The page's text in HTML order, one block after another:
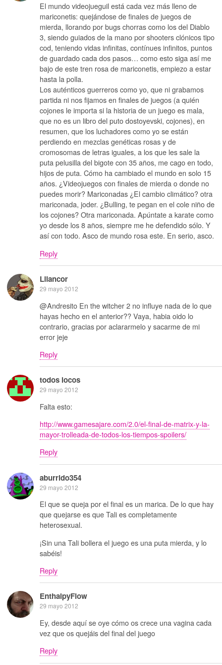
El mundo videojueguil está cada vez más lleno de
mariconetis: quejándose de finales de juegos de
mierda, llorando por bugs chorras como los del Diablo
3, siendo guiados de la mano por shooters clónicos tipo
cod, teniendo vidas infinitas, contínues infinitos, puntos
de guardado cada dos pasos… como esto siga así me
bajo de este tren rosa de mariconetis, empiezo a estar
hasta la polla.
Los auténticos guerreros como yo, que ni grabamos
partida ni nos fijamos en finales de juegos (a quién
cojones le importa si la historia de un juego es mala,
que no es un libro del puto dostoyevski, cojones), en
resumen, que los luchadores como yo se están
perdiendo en mezclas genéticas rosas y de
cromosomas de letras iguales, a los que les sale la
puta pelusilla del bigote con 35 años, me cago en todo,
hijos de puta. Cómo ha cambiado el mundo en solo 15
años. ¿Videojuegos con finales de mierda o donde no
puedes morir? Mariconadas ¿El cambio climático? otra
mariconada, joder. ¿Bulling, te pegan en el cole niño de
los cojones? Otra mariconada. Apúntate a karate como
yo desde los 8 años, siempre me he defendido sólo. Y
así con todo. Asco de mundo rosa este. En serio, asco.
Reply
Lilancor
29 mayo 2012
@Andresito En the witcher 2 no influye nada de lo que
hayas hecho en el anterior?? Vaya, habia oido lo
contrario, gracias por aclararmelo y sacarme de mi
error jeje
Reply
todos locos
29 mayo 2012
Falta esto:
http://www.gamesajare.com/2.0/el-final-de-matrix-y-la-
mayor-trolleada-de-todos-los-tiempos-spoilers/
Reply
aburrido354
29 mayo 2012
El que se queja por el final es un marica. De lo que hay
que quejarse es que Tali es completamente
heterosexual.
¡Sin una Tali bollera el juego es una puta mierda, y lo
sabéis!
Reply
EnthalpyFlow
29 mayo 2012
Ey, desde aquí se oye cómo os crece una vagina cada
vez que os quejáis del final del juego
Reply